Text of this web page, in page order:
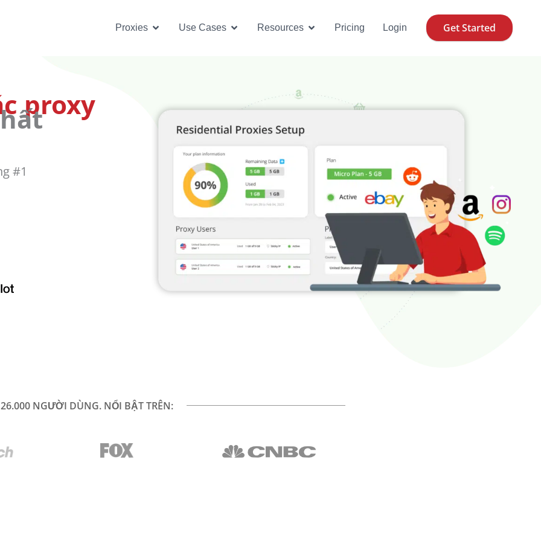
Proxies Open Proxies
Use Cases Open Use Cases
Resources Open Resources
Pricing Login Get Started
proxy
#1
NGƯỜI DÙNG. NỔI BẬT TRÊN: